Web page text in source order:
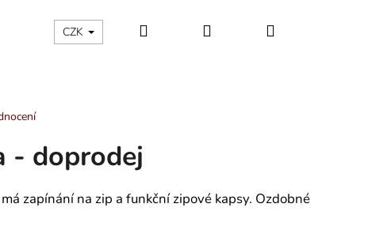
KATEGORIE Kontakty - máte nějaký dotaz?
CZK Hledat PřihlášeníNákupní
- doprodej
zapínání na zip a funkční zipové kapsy. Ozdobné